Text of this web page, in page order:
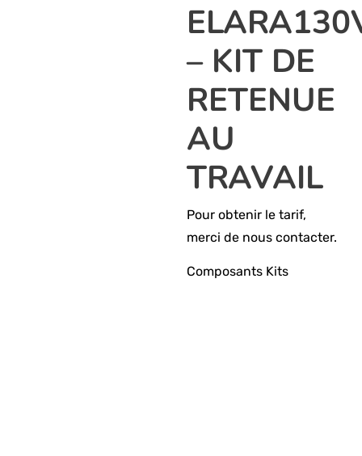
– KIT DE
RETENUE
AU
TRAVAIL
Pour obtenir le tarif,
merci de nous contacter.
Composants Kits